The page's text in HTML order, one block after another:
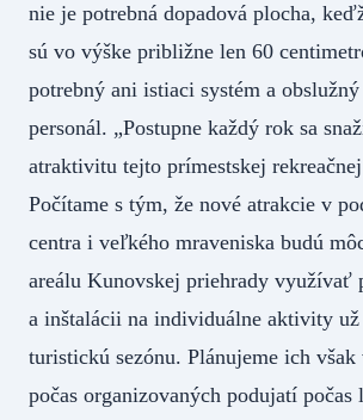
nie je potrebná dopadová plocha,
sú vo výške približne len 60
potrebný ani istiaci systém a obslužný
personál. „Postupne každý rok sa
atraktivitu tejto prímestskej
Počítame s tým, že nové atrakcie v
centra i veľkého mraveniska budú
areálu Kunovskej priehrady využívať
a inštalácii na individuálne aktivity
turistickú sezónu. Plánujeme ich
počas organizovaných podujatí počas